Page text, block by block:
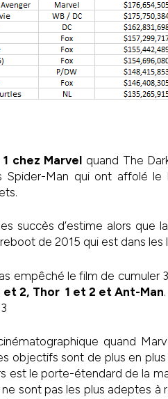
chez Marvel quand The
Spider-Man qui ont affolé
succès d’estime alors que
de 2015 qui est dans les
empêché le film de cumuler
2, Thor 1 et 2 et Ant-Man.
quand
objectifs sont de plus en
est le porte-étendard de la
sont pas les plus adeptes à